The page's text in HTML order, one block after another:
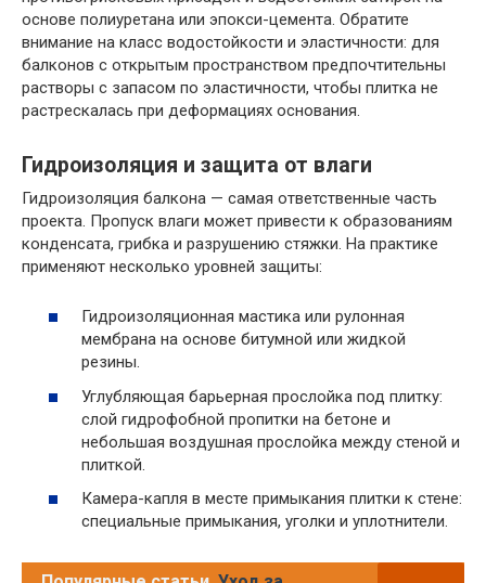
основе полиуретана или эпокси-цемента. Обратите
внимание на класс водостойкости и эластичности: для
балконов с открытым пространством предпочтительны
растворы с запасом по эластичности, чтобы плитка не
растрескалась при деформациях основания.
Гидроизоляция и защита от влаги
Гидроизоляция балкона — самая ответственные часть
проекта. Пропуск влаги может привести к образованиям
конденсата, грибка и разрушению стяжки. На практике
применяют несколько уровней защиты:
Гидроизоляционная мастика или рулонная
мембрана на основе битумной или жидкой
резины.
Углубляющая барьерная прослойка под плитку:
слой гидрофобной пропитки на бетоне и
небольшая воздушная прослойка между стеной и
плиткой.
Камера-капля в месте примыкания плитки к стене:
специальные примыкания, уголки и уплотнители.